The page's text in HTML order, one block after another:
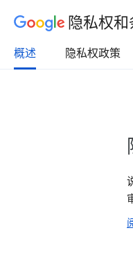
隐私权和
概述 隐私权政策